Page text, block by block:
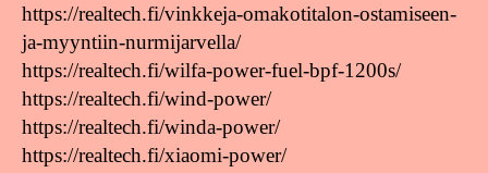
https://realtech.fi/vinkkeja-omakotitalon-ostamiseen-
ja-myyntiin-nurmijarvella/
https://realtech.fi/wilfa-power-fuel-bpf-1200s/
https://realtech.fi/wind-power/
https://realtech.fi/winda-power/
https://realtech.fi/xiaomi-power/